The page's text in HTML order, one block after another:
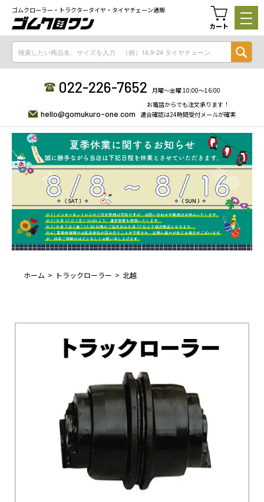
ゴムクローラー・トラクタータイヤ・タイヤチェーン通販
カート
022-226-7652 月曜〜金曜 10:00〜16:00
hello@gomukuro-one.com
お電話からでも注文承ります！
適合確認は24時間受付メールが確実
ホーム トラックローラー 北越